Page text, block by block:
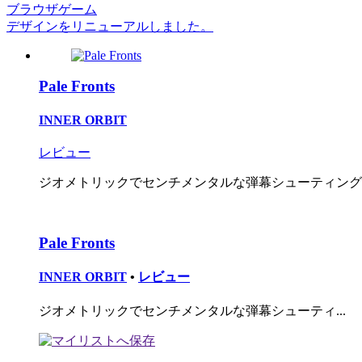
ブラウザゲーム
デザインをリニューアルしました。
Pale Fronts
INNER ORBIT
レビュー
ジオメトリックでセンチメンタルな弾幕シューティン
Pale Fronts
INNER ORBIT • レビュー
ジオメトリックでセンチメンタルな弾幕シューティ...